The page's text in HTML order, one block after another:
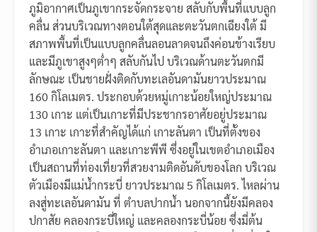
ภูมิอากาศเป็นภูเขากระจัดกระจาย สลับกับพื้นที่แบบลูก
คลื่น ส่วนบริเวณทางตอนใต้สุดและตะวันตกเฉียงใต้ มี
สภาพพื้นที่เป็นแบบลูกคลื่นลอนลาดจนถึงค่อนข้างเรียบ
และมีภูเขาสูงๆต่ำๆ สลับกันไป บริเวณด้านตะวันตกมี
ลักษณะ เป็นชายฝั่งติดกับทะเลอันดามันยาวประมาณ
160 กิโลเมตร. ประกอบด้วยหมู่เกาะน้อยใหญ่ประมาณ
130 เกาะ แต่เป็นเกาะที่มีประชากรอาศัยอยู่ประมาณ
13 เกาะ เกาะที่สำคัญได้แก่ เกาะลันตา เป็นที่ตั้งของ
อำเภอเกาะลันตา และเกาะพีพี ซึ่งอยู่ในเขตอำเภอเมือง
เป็นสถานที่ท่องเที่ยวที่สวยงามติดอันดับของโลก บริเวณ
ตัวเมืองมีแม่น้ำกระบี่ ยาวประมาณ 5 กิโลเมตร. ไหลผ่าน
ลงสู่ทะเลอันดามัน ที่ ตำบลปากน้ำ นอกจากนี้ยังมีคลอง
ปกาสัย คลองกระบี่ใหญ่ และคลองกระบี่น้อย ซึ่งมี่ต้น